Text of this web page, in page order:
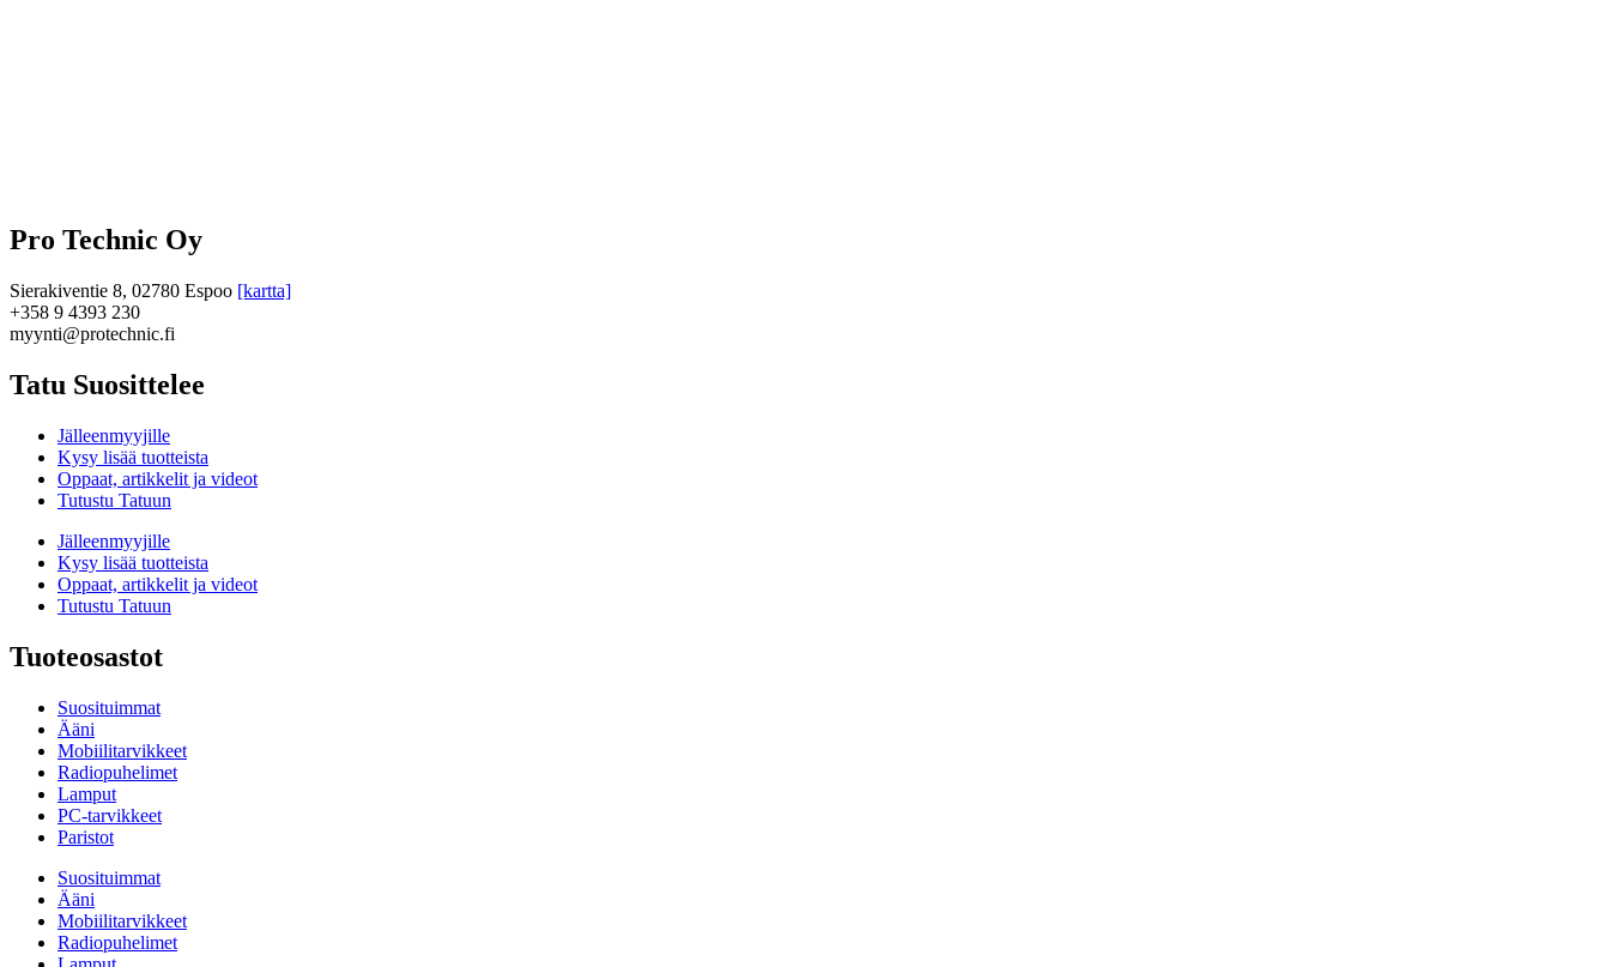
Pro Technic Oy
Sierakiventie 8, 02780 Espoo [kartta]
+358 9 4393 230
myynti@protechnic.fi
Tatu Suosittelee
Jälleenmyyjille
Kysy lisää tuotteista
Oppaat, artikkelit ja videot
Tutustu Tatuun
Jälleenmyyjille
Kysy lisää tuotteista
Oppaat, artikkelit ja videot
Tutustu Tatuun
Tuoteosastot
Suosituimmat
Ääni
Mobiilitarvikkeet
Radiopuhelimet
Lamput
PC-tarvikkeet
Paristot
Suosituimmat
Ääni
Mobiilitarvikkeet
Radiopuhelimet